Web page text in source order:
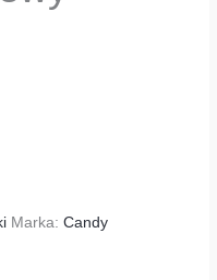
Marka:Candy